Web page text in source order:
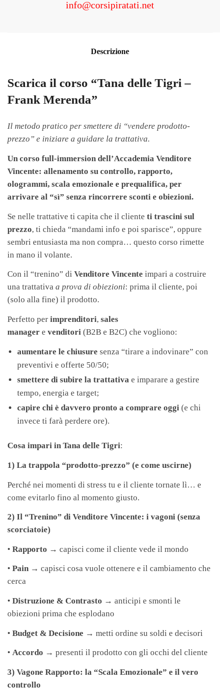
info@corsipiratati.net
Descrizione
Scarica il corso “Tana delle Tigri –
Frank Merenda”
Il metodo pratico per smettere di “vendere prodotto-
prezzo” e iniziare a guidare la trattativa.
Un corso full-immersion dell’Accademia Venditore
Vincente: allenamento su controllo, rapporto,
ologrammi, scala emozionale e prequalifica, per
arrivare al “sì” senza rincorrere sconti e obiezioni.
Se nelle trattative ti capita che il cliente ti trascini sul
prezzo, ti chieda “mandami info e poi sparisce”, oppure
sembri entusiasta ma non compra… questo corso rimette
in mano il volante.
Con il “trenino” di Venditore Vincente impari a costruire
una trattativa a prova di obiezioni: prima il cliente, poi
(solo alla fine) il prodotto.
Perfetto per imprenditori, sales
manager e venditori (B2B e B2C) che vogliono:
aumentare le chiusure senza “tirare a indovinare” con
preventivi e offerte 50/50;
smettere di subire la trattativa e imparare a gestire
tempo, energia e target;
capire chi è davvero pronto a comprare oggi (e chi
invece ti farà perdere ore).
Cosa impari in Tana delle Tigri:
1) La trappola “prodotto-prezzo” (e come uscirne)
Perché nei momenti di stress tu e il cliente tornate lì… e
come evitarlo fino al momento giusto.
2) Il “Trenino” di Venditore Vincente: i vagoni (senza
scorciatoie)
• Rapporto → capisci come il cliente vede il mondo
• Pain → capisci cosa vuole ottenere e il cambiamento che
cerca
• Distruzione & Contrasto → anticipi e smonti le
obiezioni prima che esplodano
• Budget & Decisione → metti ordine su soldi e decisori
• Accordo → presenti il prodotto con gli occhi del cliente
3) Vagone Rapporto: la “Scala Emozionale” e il vero
controllo